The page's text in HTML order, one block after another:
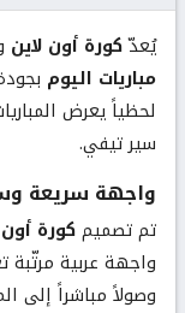
يُعدّكورة أون لاين
مباريات اليوم
لحظياً يعرض
سير تيفي.
واجهة سريعة
تم تصميمكورة أون
واجهة عربية
وصولاً مباشراً إلى